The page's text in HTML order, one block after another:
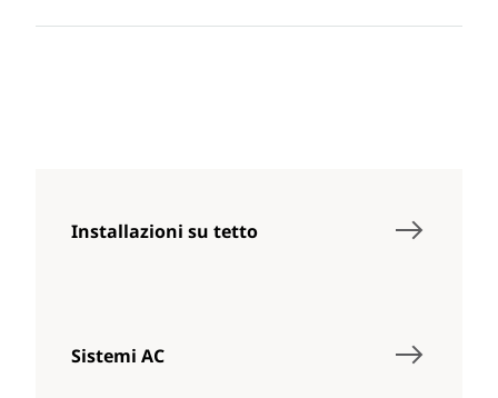
Installazioni su tetto
Sistemi AC